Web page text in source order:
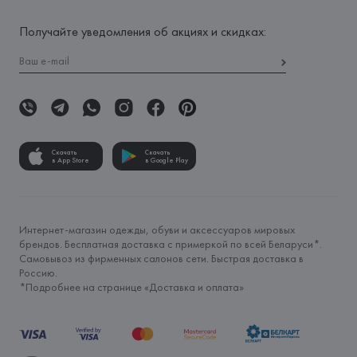
Получайте уведомления об акциях и скидках:
Скачать
в App Store
Скачать
в Google Play
Интернет-магазин одежды, обуви и аксессуаров мировых
брендов. Бесплатная доставка с примеркой по всей Беларуси*.
Самовывоз из фирменных салонов сети. Быстрая доставка в
Россию.
*Подробнее на странице «Доставка и оплата»